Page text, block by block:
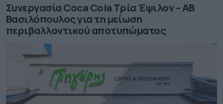
Συνεργασία Coca Cola Τρία Έψιλον – ΑΒ
Βασιλόπουλος για τη μείωση
περιβαλλοντικού αποτυπώματος